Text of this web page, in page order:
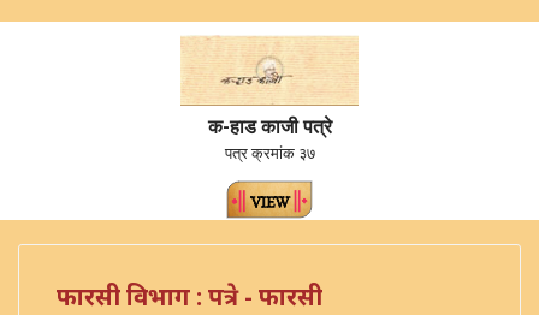
क-हाड काजी पत्रे
पत्र क्रमांक ३७
फारसी विभाग : पत्रे - फारसी